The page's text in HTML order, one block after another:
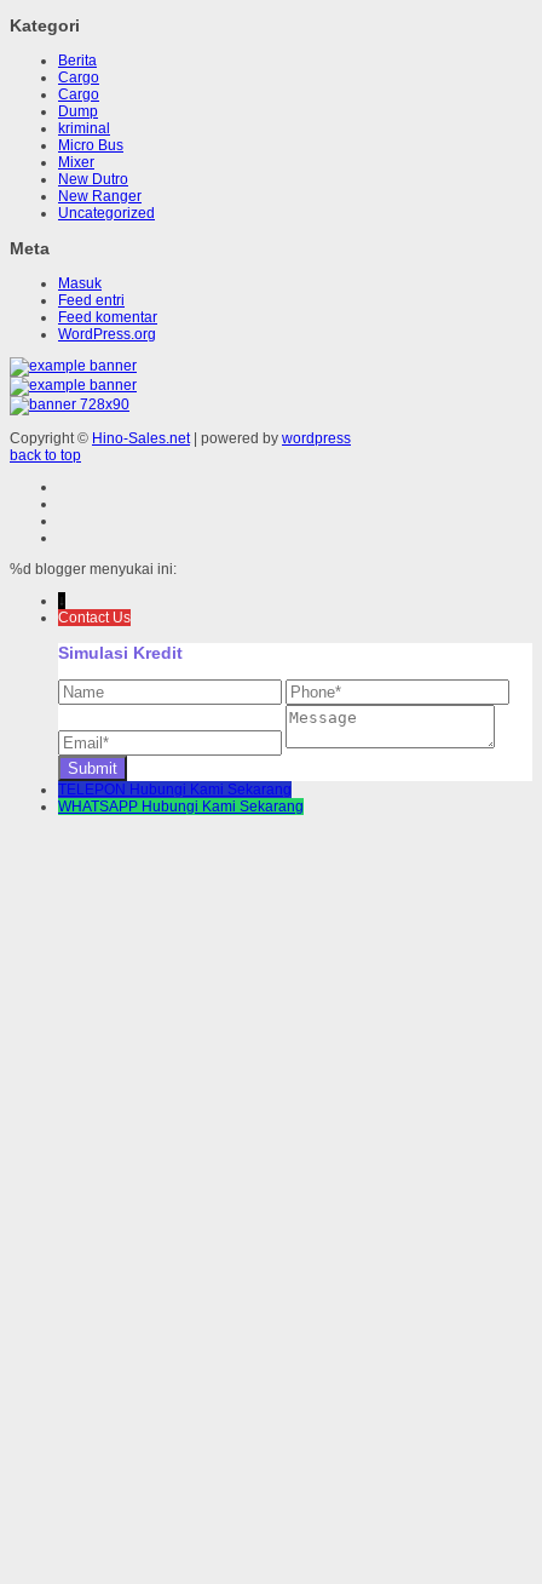
Kategori
Berita
Cargo
Cargo
Dump
kriminal
Micro Bus
Mixer
New Dutro
New Ranger
Uncategorized
Meta
Masuk
Feed entri
Feed komentar
WordPress.org
Copyright © Hino-Sales.net| powered by wordpress
back to top
%d blogger menyukai ini:
↓
Contact Us
Simulasi Kredit
TELEPON Hubungi Kami Sekarang
WHATSAPP Hubungi Kami Sekarang